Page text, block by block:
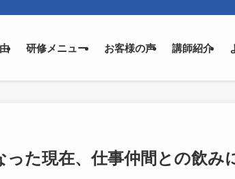
研修メニュー お客様の声 講師紹介
った現在、仕事仲間との飲み